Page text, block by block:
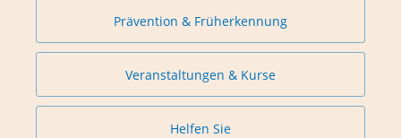
Prävention & Früherkennung
Veranstaltungen & Kurse
Helfen Sie